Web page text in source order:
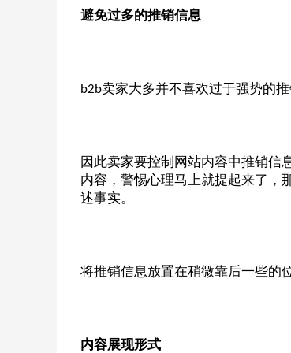
避免过多的推销信息
b2b卖家大多并不喜欢过于强势的
因此卖家要控制网站内容中推销信
内容，警惕心理马上就提起来了，
述事实。
将推销信息放置在稍微靠后一些的
内容展现形式